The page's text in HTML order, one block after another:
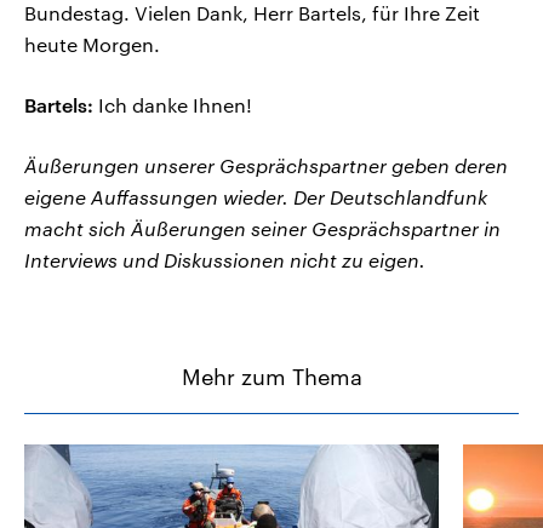
Bundestag. Vielen Dank, Herr Bartels, für Ihre Zeit
heute Morgen.
Bartels: Ich danke Ihnen!
Äußerungen unserer Gesprächspartner geben deren
eigene Auffassungen wieder. Der Deutschlandfunk
macht sich Äußerungen seiner Gesprächspartner in
Interviews und Diskussionen nicht zu eigen.
Mehr zum Thema